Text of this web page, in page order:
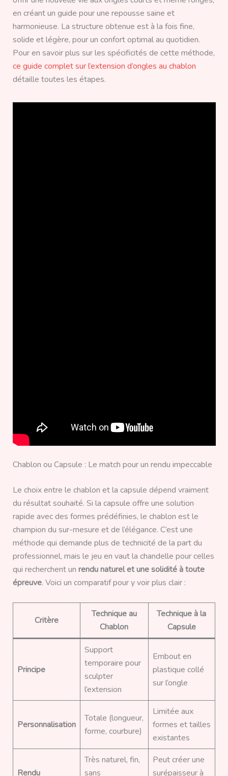
en créant un guide pour une repousse saine et
harmonieuse. La structure obtenue est à la fois fine,
solide et légère, pour un confort optimal au quotidien.
Pour en savoir plus sur les spécificités de cette méthode,
ce guide complet sur l’extension d’ongles au chablon
détaille toutes les étapes.
Chablon ou Capsule : Le match pour un rendu impeccable
Le choix entre le chablon et la capsule dépend vraiment
du résultat souhaité. Si la capsule offre une solution
rapide avec des formes prédéfinies, le chablon est le
champion du sur-mesure et de l’élégance. C’est une
méthode qui demande plus de technicité de la part du
professionnel, mais le jeu en vaut la chandelle pour celles
qui recherchent un rendu naturel et une solidité à toute
épreuve. Voici un comparatif pour y voir plus clair :
Critère
Technique au
Chablon
Technique à la
Capsule
Principe
Support
temporaire pour
sculpter
l’extension
Embout en
plastique collé
sur l’ongle
Personnalisation
Totale (longueur,
forme, courbure)
Limitée aux
formes et tailles
existantes
Rendu
Très naturel, fin,
sans
Peut créer une
surépaisseur à